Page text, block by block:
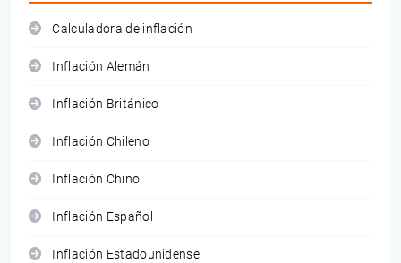
Calculadora de inflación
Inflación Alemán
Inflación Británico
Inflación Chileno
Inflación Chino
Inflación Español
Inflación Estadounidense